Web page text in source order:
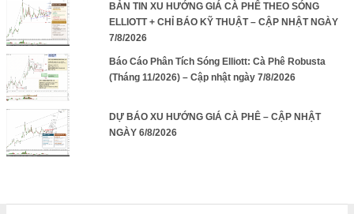
BẢN TIN XU HƯỚNG GIÁ CÀ PHÊ THEO SÓNG
ELLIOTT + CHỈ BÁO KỸ THUẬT – CẬP NHẬT NGÀY
7/8/2026
Báo Cáo Phân Tích Sóng Elliott: Cà Phê Robusta
(Tháng 11/2026) – Cập nhật ngày 7/8/2026
DỰ BÁO XU HƯỚNG GIÁ CÀ PHÊ – CẬP NHẬT
NGÀY 6/8/2026